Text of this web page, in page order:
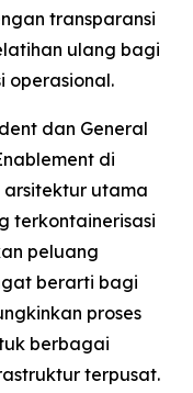
transparansi
ulang bagi
operasional.
dan General
di
arsitektur utama
terkontainerisasi
peluang
berarti bagi
proses
berbagai
terpusat.